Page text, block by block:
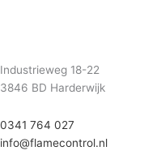
Industrieweg 18-22
3846 BD Harderwijk
0341 764 027
info@flamecontrol.nl